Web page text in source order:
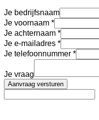
Je bedrijfsnaam
Je voornaam
Je achternaam
Je e-mailadres
Je telefoonnummer
Je vraag
Aanvraag versturen